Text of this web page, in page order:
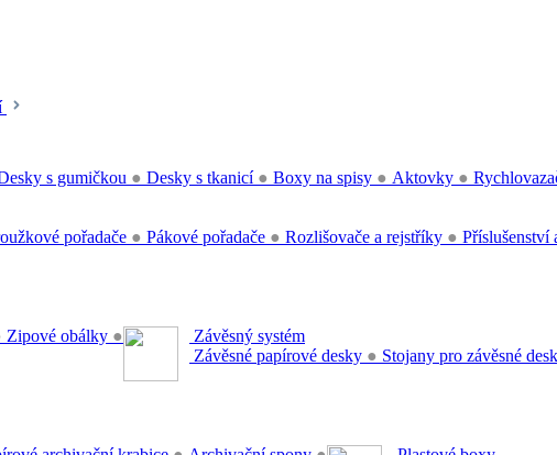
s gumičkou ● Desky s tkanicí ● Boxy na spisy ● Aktovky ●
pořadače ● Pákové pořadače ● Rozlišovače a rejstříky ● Příslušenství
Zipové obálky ●
Závěsný systém
Závěsné papírové desky ● Stojany pro závěsné